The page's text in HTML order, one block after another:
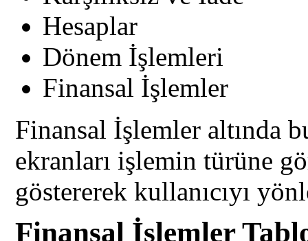
Hesaplar
Dönem İşlemleri
Finansal İşlemler
Finansal İşlemler altında
ekranları işlemin türüne
göstererek kullanıcıyı
Finansal İşlemler